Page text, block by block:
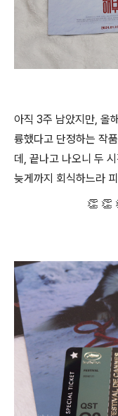
아직 3주 남았지만, 올
륭했다고 단정하는 작
데, 끝나고 나오니 두
늦게까지 회식하느라
👏 👏